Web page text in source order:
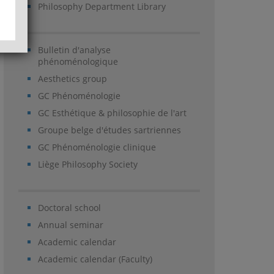
Philosophy Department Library
Bulletin d'analyse
phénoménologique
Aesthetics group
GC Phénoménologie
GC Esthétique & philosophie de l'art
Groupe belge d'études sartriennes
GC Phénoménologie clinique
Liège Philosophy Society
Doctoral school
Annual seminar
Academic calendar
Academic calendar (Faculty)